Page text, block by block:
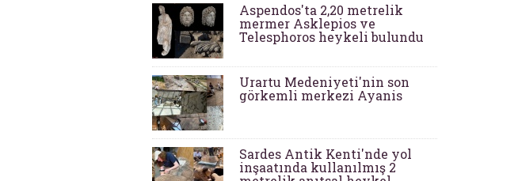
Aspendos'ta 2,20 metrelik
mermer Asklepios ve
Telesphoros heykeli bulundu
Urartu Medeniyeti'nin son
görkemli merkezi Ayanis
Sardes Antik Kenti'nde yol
inşaatında kullanılmış 2